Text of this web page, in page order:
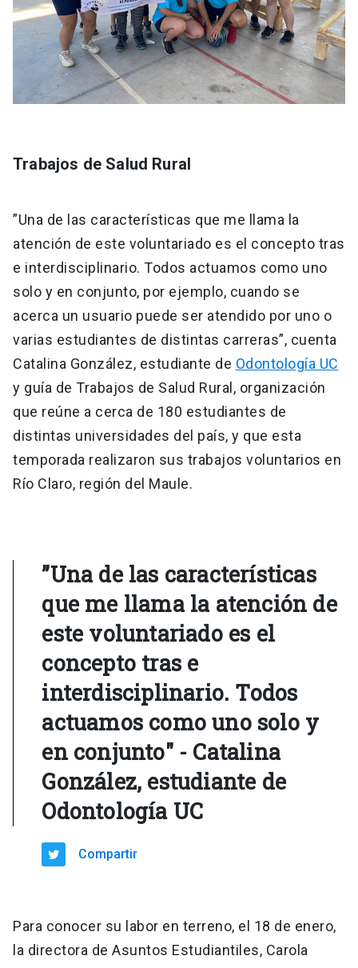
Trabajos de Salud Rural
”Una de las características que me llama la
atención de este voluntariado es el concepto tras
e interdisciplinario. Todos actuamos como uno
solo y en conjunto, por ejemplo, cuando se
acerca un usuario puede ser atendido por uno o
varias estudiantes de distintas carreras”, cuenta
Catalina González, estudiante de Odontología UC
y guía de Trabajos de Salud Rural, organización
que reúne a cerca de 180 estudiantes de
distintas universidades del país, y que esta
temporada realizaron sus trabajos voluntarios en
Río Claro, región del Maule.
”Una de las características
que me llama la atención de
este voluntariado es el
concepto tras e
interdisciplinario. Todos
actuamos como uno solo y
en conjunto" - Catalina
González, estudiante de
Odontología UC
Compartir
Para conocer su labor en terreno, el 18 de enero,
la directora de Asuntos Estudiantiles, Carola